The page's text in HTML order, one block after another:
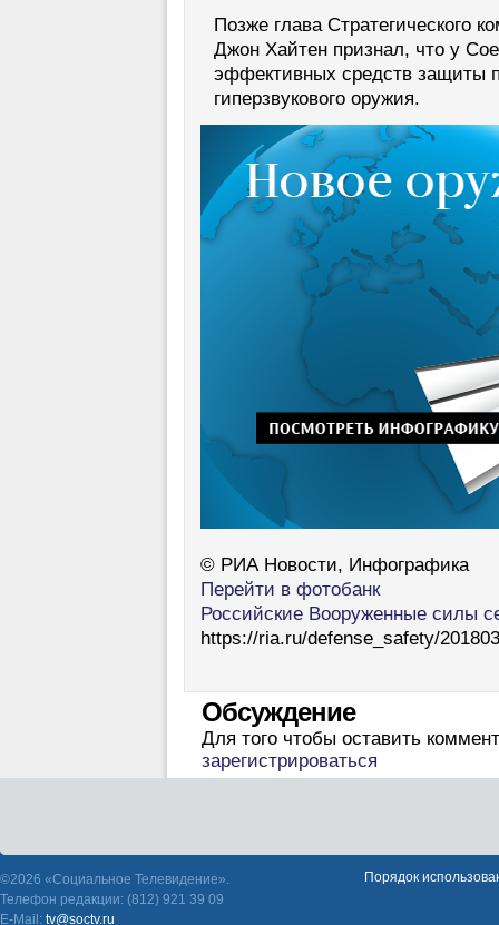
Позже глава Стратегического
Джон Хайтен признал, что у
эффективных средств защиты
гиперзвукового оружия.
© РИА Новости, Инфографика
Перейти в фотобанк
Российские Вооруженные силы
https://ria.ru/defense_safety/
Обсуждение
Для того чтобы оставить
зарегистрироваться
©2026 «Социальное Телевидение».
Телефон редакции: (812) 921 39 09
E-Mail: tv@soctv.ru
Порядок